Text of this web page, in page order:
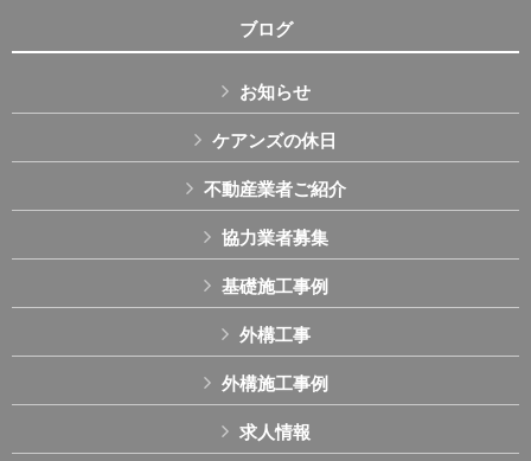
ブログ
お知らせ
ケアンズの休日
不動産業者ご紹介
協力業者募集
基礎施工事例
外構工事
外構施工事例
求人情報